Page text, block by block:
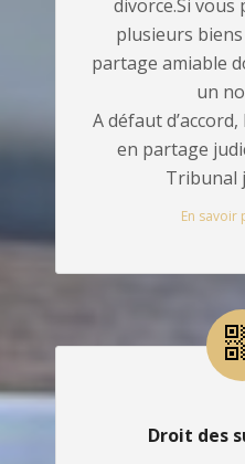
divorce.Si vous
plusieurs
partage amiable
un
A défaut
en partage
Tribunal
En savoir
Droit des